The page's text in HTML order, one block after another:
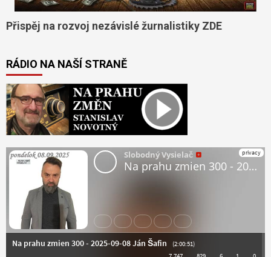
Přispěj na rozvoj nezávislé žurnalistiky ZDE
RÁDIO NA NAŠÍ STRANĚ